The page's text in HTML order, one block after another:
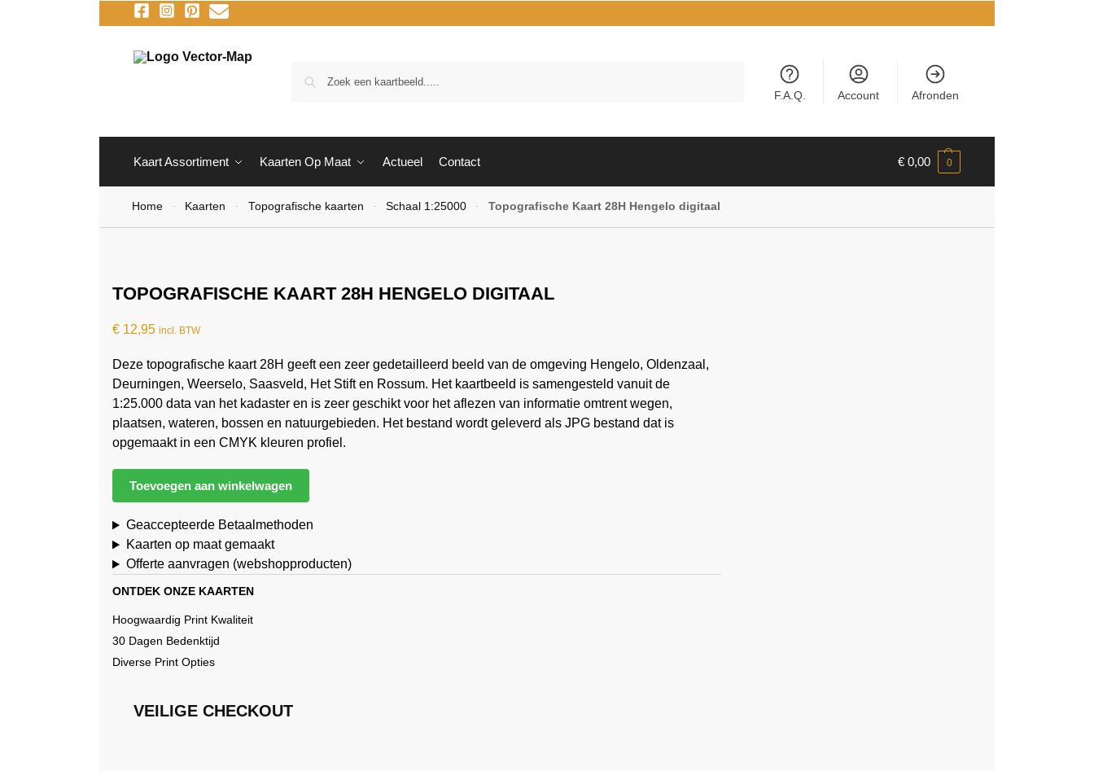
F.A.Q. Account Afronden
Kaart Assortiment Kaarten Op Maat Actueel Contact € 0,00 0
Home - Kaarten - Topografische kaarten - Schaal 1:25000 - Topografische Kaart 28H Hengelo digitaal
TOPOGRAFISCHE KAART 28H HENGELO DIGITAAL
€ 12,95 incl. BTW
Deze topografische kaart 28H geeft een zeer gedetailleerd beeld van de omgeving Hengelo, Oldenzaal,
Deurningen, Weerselo, Saasveld, Het Stift en Rossum. Het kaartbeeld is samengesteld vanuit de
1:25.000 data van het kadaster en is zeer geschikt voor het aflezen van informatie omtrent wegen,
plaatsen, wateren, bossen en natuurgebieden. Het bestand wordt geleverd als JPG bestand dat is
opgemaakt in een CMYK kleuren profiel.
Toevoegen aan winkelwagen
Geaccepteerde Betaalmethoden
Kaarten op maat gemaakt
Offerte aanvragen (webshopproducten)
ONTDEK ONZE KAARTEN
Hoogwaardig Print Kwaliteit
30 Dagen Bedenktijd
Diverse Print Opties
VEILIGE CHECKOUT